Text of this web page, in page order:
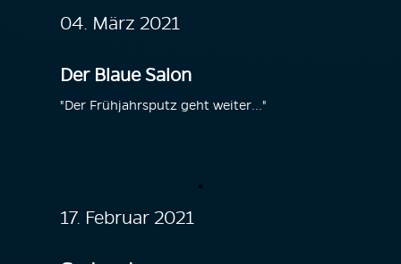
04. März 2021
Der Blaue Salon
"Der Frühjahrsputz geht weiter..."
17. Februar 2021